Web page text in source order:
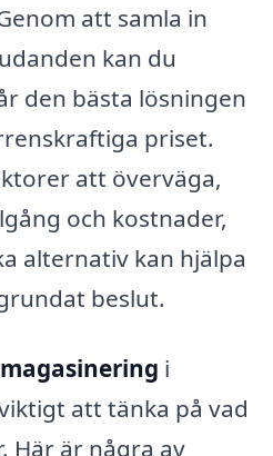
att samla in
kan du
den bästa lösningen
priset.
att överväga,
och kostnader,
alternativ kan hjälpa
beslut.
magasinering i
att tänka på vad
Här är några av